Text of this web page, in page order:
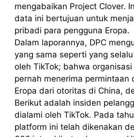
mengabaikan Project Clover.
data ini bertujuan untuk
pribadi para pengguna Eropa.
Dalam laporannya, DPC
yang sama seperti yang
oleh TikTok; bahwa
pernah menerima permintaan
Eropa dari otoritas di China,
Berikut adalah insiden
dialami oleh TikTok. Pada
platform ini telah dikenakan